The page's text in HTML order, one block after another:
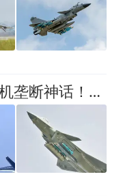
中国一炮，打碎美国五代机垄断神话！美媒沉默，他们终认清一现实